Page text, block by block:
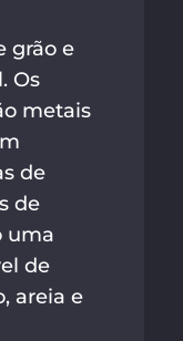
grão e
Os
metais
de
de
uma
de
areia e